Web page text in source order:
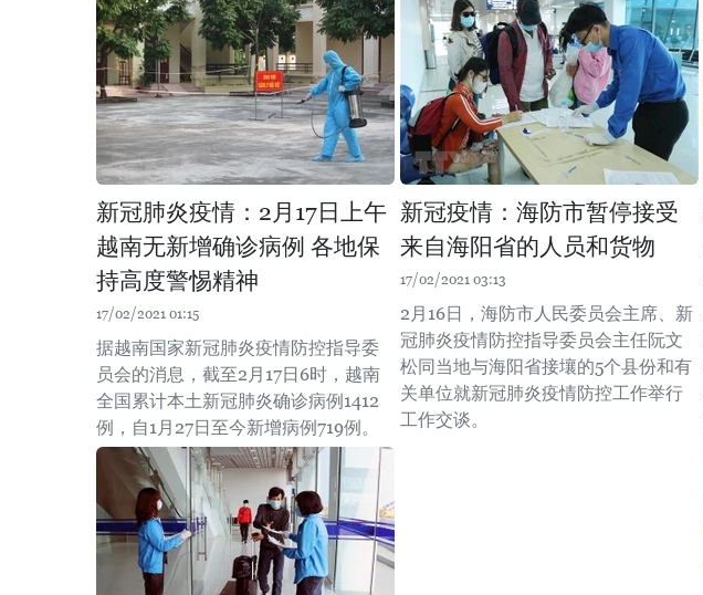
新冠肺炎疫情：2月17日上午
越南无新增确诊病例 各地保
持高度警惕精神
17/02/2021 01:15
据越南国家新冠肺炎疫情防控指导委
员会的消息，截至2月17日6时，越南
全国累计本土新冠肺炎确诊病例1412
例，自1月27日至今新增病例719例。
新冠疫情：海防市暂停接受
来自海阳省的人员和货物
17/02/2021 03:13
2月16日，海防市人民委员会主席、新
冠肺炎疫情防控指导委员会主任阮文
松同当地与海阳省接壤的5个县份和有
关单位就新冠肺炎疫情防控工作举行
工作交谈。